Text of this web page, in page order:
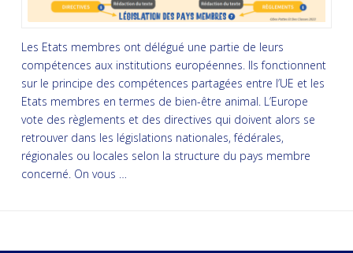
Les Etats membres ont délégué une partie de leurs
compétences aux institutions européennes. Ils fonctionnent
sur le principe des compétences partagées entre l’UE et les
Etats membres en termes de bien-être animal. L’Europe
vote des règlements et des directives qui doivent alors se
retrouver dans les législations nationales, fédérales,
régionales ou locales selon la structure du pays membre
concerné. On vous …